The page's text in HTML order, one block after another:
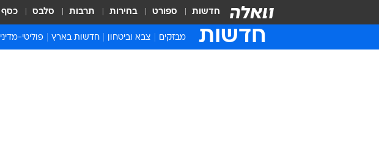
חדשות ספורט בחירות תרבות סלבס כסף
חדשות מבזקים צבא וביטחון חדשות בארץ פוליטי-מדיני